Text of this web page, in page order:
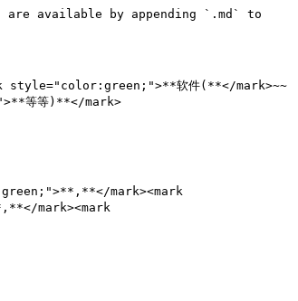
available by appending `.md` to
style="color:green;">**软件(**</mark>~~
等等)**</mark>
mark><mark
mark><mark